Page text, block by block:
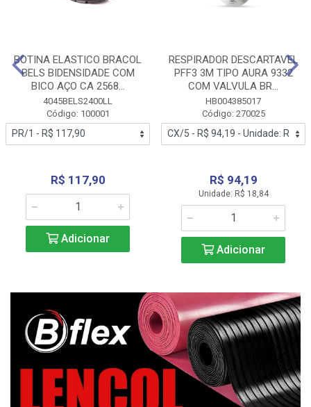
BOTINA ELASTICO BRACOL
BELS BIDENSIDADE COM
BICO AÇO CA 2568...
4045BELS2400LL
Código: 100001
R$ 117,90
Adicionar
RESPIRADOR DESCARTAVEL
PFF3 3M TIPO AURA 9332
COM VALVULA BR...
HB004385017
Código: 270025
R$ 94,19
Unidade: R$ 18,84
Adicionar